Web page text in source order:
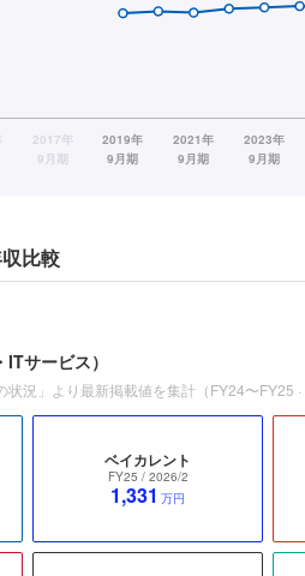
比較
ITサービス）
況」より最新掲載値を集計（FY24〜FY25 ·
ベイカレント
FY25 / 2026/2
1,331 万円